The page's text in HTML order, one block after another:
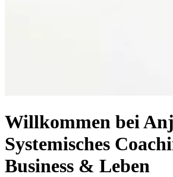
Willkommen bei
Systemisches
Business & Leben